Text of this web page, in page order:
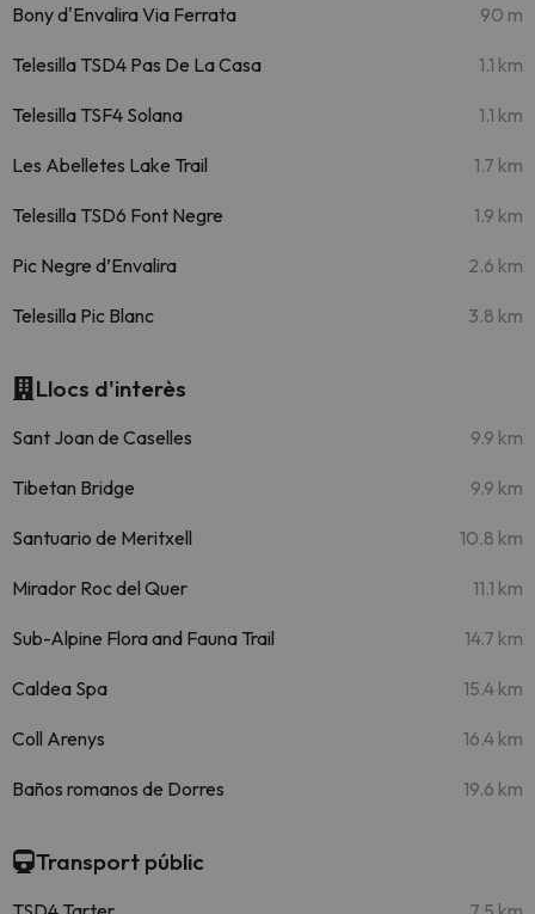
Bony d'Envalira Via Ferrata 90 m
Telesilla TSD4 Pas De La Casa 1.1 km
Telesilla TSF4 Solana 1.1 km
Les Abelletes Lake Trail 1.7 km
Telesilla TSD6 Font Negre 1.9 km
Pic Negre d’Envalira 2.6 km
Telesilla Pic Blanc 3.8 km
Llocs d'interès
Sant Joan de Caselles 9.9 km
Tibetan Bridge 9.9 km
Santuario de Meritxell 10.8 km
Mirador Roc del Quer 11.1 km
Sub-Alpine Flora and Fauna Trail 14.7 km
Caldea Spa 15.4 km
Coll Arenys 16.4 km
Baños romanos de Dorres 19.6 km
Transport públic